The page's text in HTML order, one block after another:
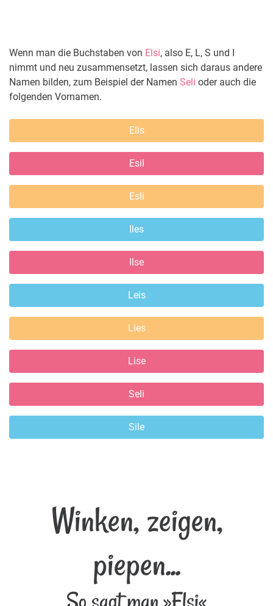
Wenn man die Buchstaben von Elsi, also E, L, S und I
nimmt und neu zusammensetzt, lassen sich daraus andere
Namen bilden, zum Beispiel der Namen Seli oder auch die
folgenden Vornamen.
Elis
Esil
Esli
Iles
Ilse
Leis
Lies
Lise
Seli
Sile
Winken, zeigen,
piepen...